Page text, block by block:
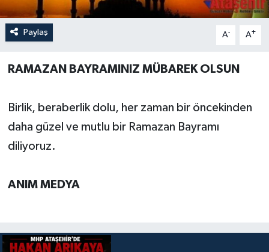
Paylaş A- A+
RAMAZAN BAYRAMINIZ MÜBAREK OLSUN
Birlik, beraberlik dolu, her zaman bir öncekinden
daha güzel ve mutlu bir Ramazan Bayramı
diliyoruz.
ANIM MEDYA